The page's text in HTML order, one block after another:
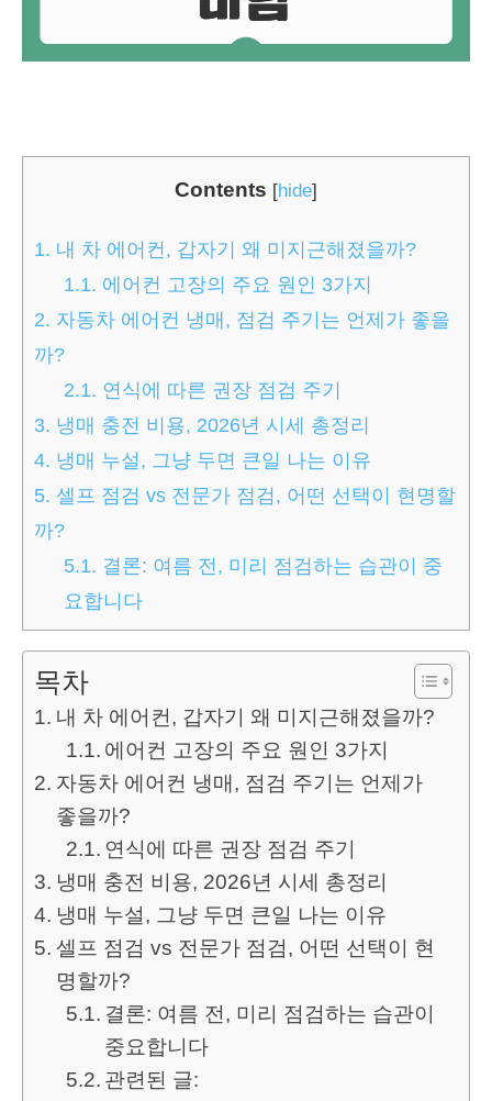
Contents [hide]
1. 내 차 에어컨, 갑자기 왜 미지근해졌을까?
1.1. 에어컨 고장의 주요 원인 3가지
2. 자동차 에어컨 냉매, 점검 주기는 언제가 좋을
까?
2.1. 연식에 따른 권장 점검 주기
3. 냉매 충전 비용, 2026년 시세 총정리
4. 냉매 누설, 그냥 두면 큰일 나는 이유
5. 셀프 점검 vs 전문가 점검, 어떤 선택이 현명할
까?
5.1. 결론: 여름 전, 미리 점검하는 습관이 중
요합니다
목차
내 차 에어컨, 갑자기 왜 미지근해졌을까?
에어컨 고장의 주요 원인 3가지
자동차 에어컨 냉매, 점검 주기는 언제가
좋을까?
연식에 따른 권장 점검 주기
냉매 충전 비용, 2026년 시세 총정리
냉매 누설, 그냥 두면 큰일 나는 이유
셀프 점검 vs 전문가 점검, 어떤 선택이 현
명할까?
결론: 여름 전, 미리 점검하는 습관이
중요합니다
관련된 글: